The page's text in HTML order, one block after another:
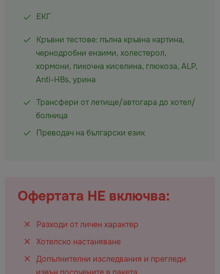
ЕКГ
Кръвни тестове: пълна кръвна картина,
чернодробни ензими, холестерол,
хормони, пикочна киселина, глюкоза, ALP,
Anti-HBs, урина
Трансфери от летище/автогара до хотел/
болница
Преводач на български език
Офертата НЕ включва:
Разходи от личен характер
Хотелско настаняване
Допълнителни изследвания и прегледи